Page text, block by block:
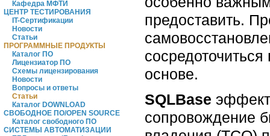
Кафедра МФТИ
ЦЕНТР ТЕСТИРОВАНИЯ
IT-Сертификации
Новости
Статьи
ПРОГРАММНЫЕ ПРОДУКТЫ
Каталог ПО
Лицензиатор ПО
Схемы лицензирования
Новости
Вопросы и ответы
Статьи
Каталог DOWNLOAD
СВОБОДНОЕ ПО/OPEN SOURCE
Каталог свободного ПО
СИСТЕМЫ АВТОМАТИЗАЦИИ
предоставить.
основе.
SQLBase
сопровождение